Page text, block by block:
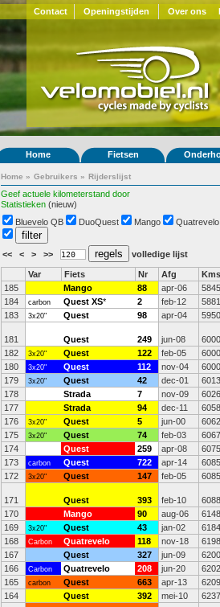
Contact Openingstijden Over ons
Home Fietsen
Home » Gebruikers » Rijderslijst
Geef actuele kilometerstand door
Statistieken (nieuw)
Bluevelo QB DuoQuest Mango Quatrevelo
<< < > >> volledige lijst
Var Fiets Nr Afg
185
Mango 88 apr-06
184
carbon Quest XS* 2 feb-12
183
3x20" Quest 98 apr-04
181 Quest 249 jun-08
182
3x20" Quest 122 feb-05
180
3x20" Quest 112 nov-04
179
3x20" Quest 42 dec-01
178
Strada 7 nov-09
177
Strada 94 dec-11
176
3x20" Quest 5 jun-00
175
3x20" Quest 74 feb-03
174
Quest 259 apr-08
173
carbon Quest 722 apr-14
172
3x20" Quest 147 feb-05
171 Quest 393 feb-10
170
Mango 90 aug-06
169
3x20" Quest 43 jan-02
168
Carbon Quatrevelo 118 nov-18
167
Quest 327 jun-09
166
Carbon Quatrevelo 208 jun-20
165
carbon Quest 663 apr-13
164
Quest 392 mei-10